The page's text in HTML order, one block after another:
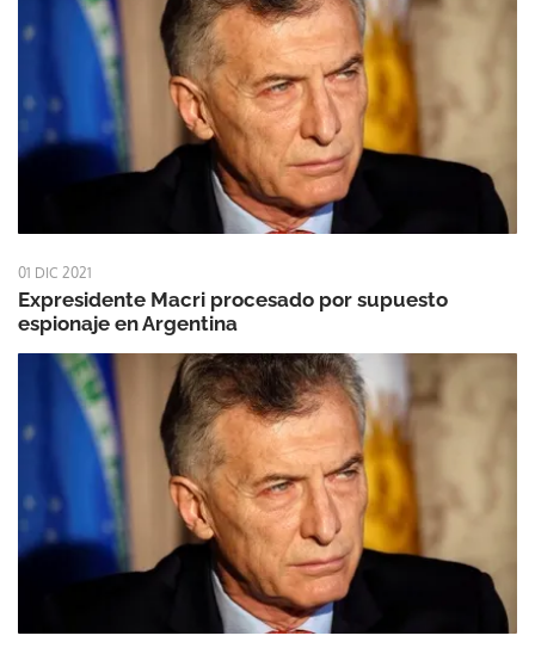
01 DIC 2021
Expresidente Macri procesado por supuesto
espionaje en Argentina